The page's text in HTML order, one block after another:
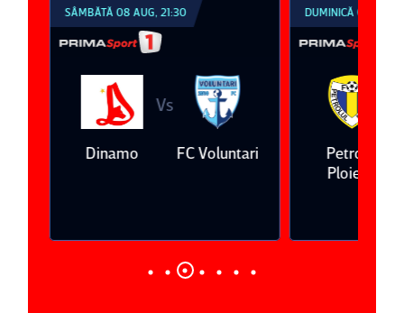
SÂMBĂTĂ 08 AUG, 21:30
Dinamo
Vs
FC Voluntari
DUMINICĂ 09 AUG,
Petrolul
Ploieşti